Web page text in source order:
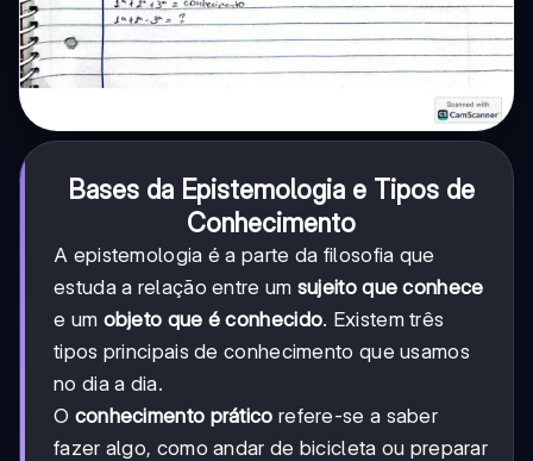
Bases da Epistemologia e Tipos de
Conhecimento
A epistemologia é a parte da filosofia que
estuda a relação entre um sujeito que conhece
e um objeto que é conhecido. Existem três
tipos principais de conhecimento que usamos
no dia a dia.
O conhecimento prático refere-se a saber
fazer algo, como andar de bicicleta ou preparar